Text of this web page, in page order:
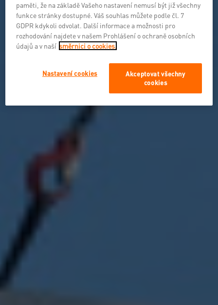
paměti, že na základě Vašeho nastavení nemusí být již všechny
funkce stránky dostupné. Váš souhlas můžete podle čl. 7
GDPR kdykoli odvolat. Další informace a možnosti pro
rozhodování najdete v našem Prohlášení o ochraně osobních
údajů a v naší směrnici o cookies.
Akceptovat všechny
cookies
Nastavení cookies